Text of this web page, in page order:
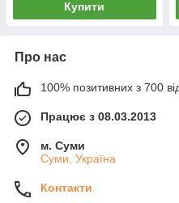
Купити
Про нас
100% позитивних з 700
Працює з 08.03.2013
м. Суми
Суми, Україна
Контакти